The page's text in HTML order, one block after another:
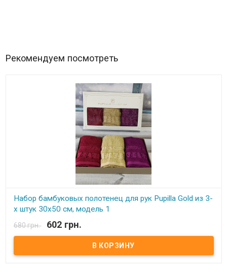
Рекомендуем посмотреть
Набор бамбуковых полотенец для рук Pupilla Gold из 3-
х штук 30х50 см, модель 1
В наличии
Набор бамбуковых полотенец для рук Pupilla Gold из 3-х штук
30х50 см, модель 1 Размер: 30х50 см - 3 штуки. Состав: махра,
100% бамбук Плотность: 550 г. кв.м. Упаковка: прозрачная
680 грн. 602 грн.